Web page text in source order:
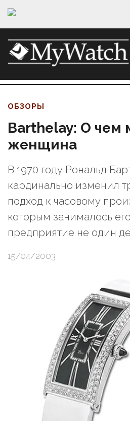
ОБЗОРЫ
Barthelay: О чем
женщина
В 1970 году Рональд
кардинально изменил
подход к часовому
которым занималось
предприятие не один
15/04/2003